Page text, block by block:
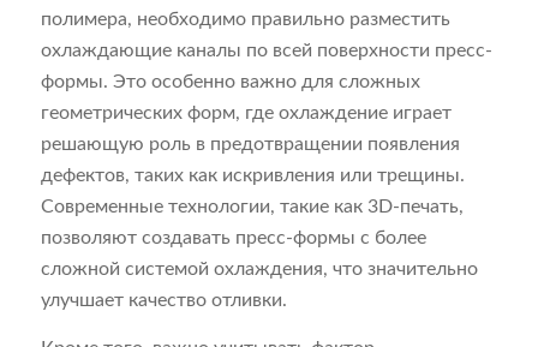
полимера, необходимо правильно разместить
охлаждающие каналы по всей поверхности пресс-
формы. Это особенно важно для сложных
геометрических форм, где охлаждение играет
решающую роль в предотвращении появления
дефектов, таких как искривления или трещины.
Современные технологии, такие как 3D-печать,
позволяют создавать пресс-формы с более
сложной системой охлаждения, что значительно
улучшает качество отливки.